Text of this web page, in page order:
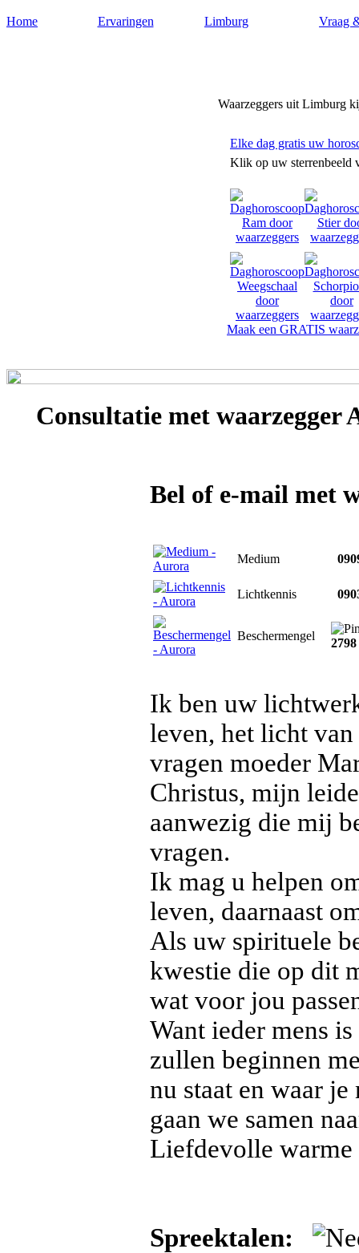
Home Ervaringen Limburg Vraag
Waarzeggers uit Limburg
Elke dag gratis uw
Klik op uw sterrenbeeld
Maak een GRATIS
Consultatie met waarzegger
Bel of e-mail met
Medium
Lichtkennis
Beschermengel
2798
Ik ben uw
leven, het licht
vragen moeder
Christus, mijn
aanwezig die mij
vragen.
Ik mag u helpen
leven, daarnaast
Als uw spirituele
kwestie die op dit
wat voor jou
Want ieder mens
zullen beginnen
nu staat en waar
gaan we samen
Liefdevolle warme
Spreektalen: